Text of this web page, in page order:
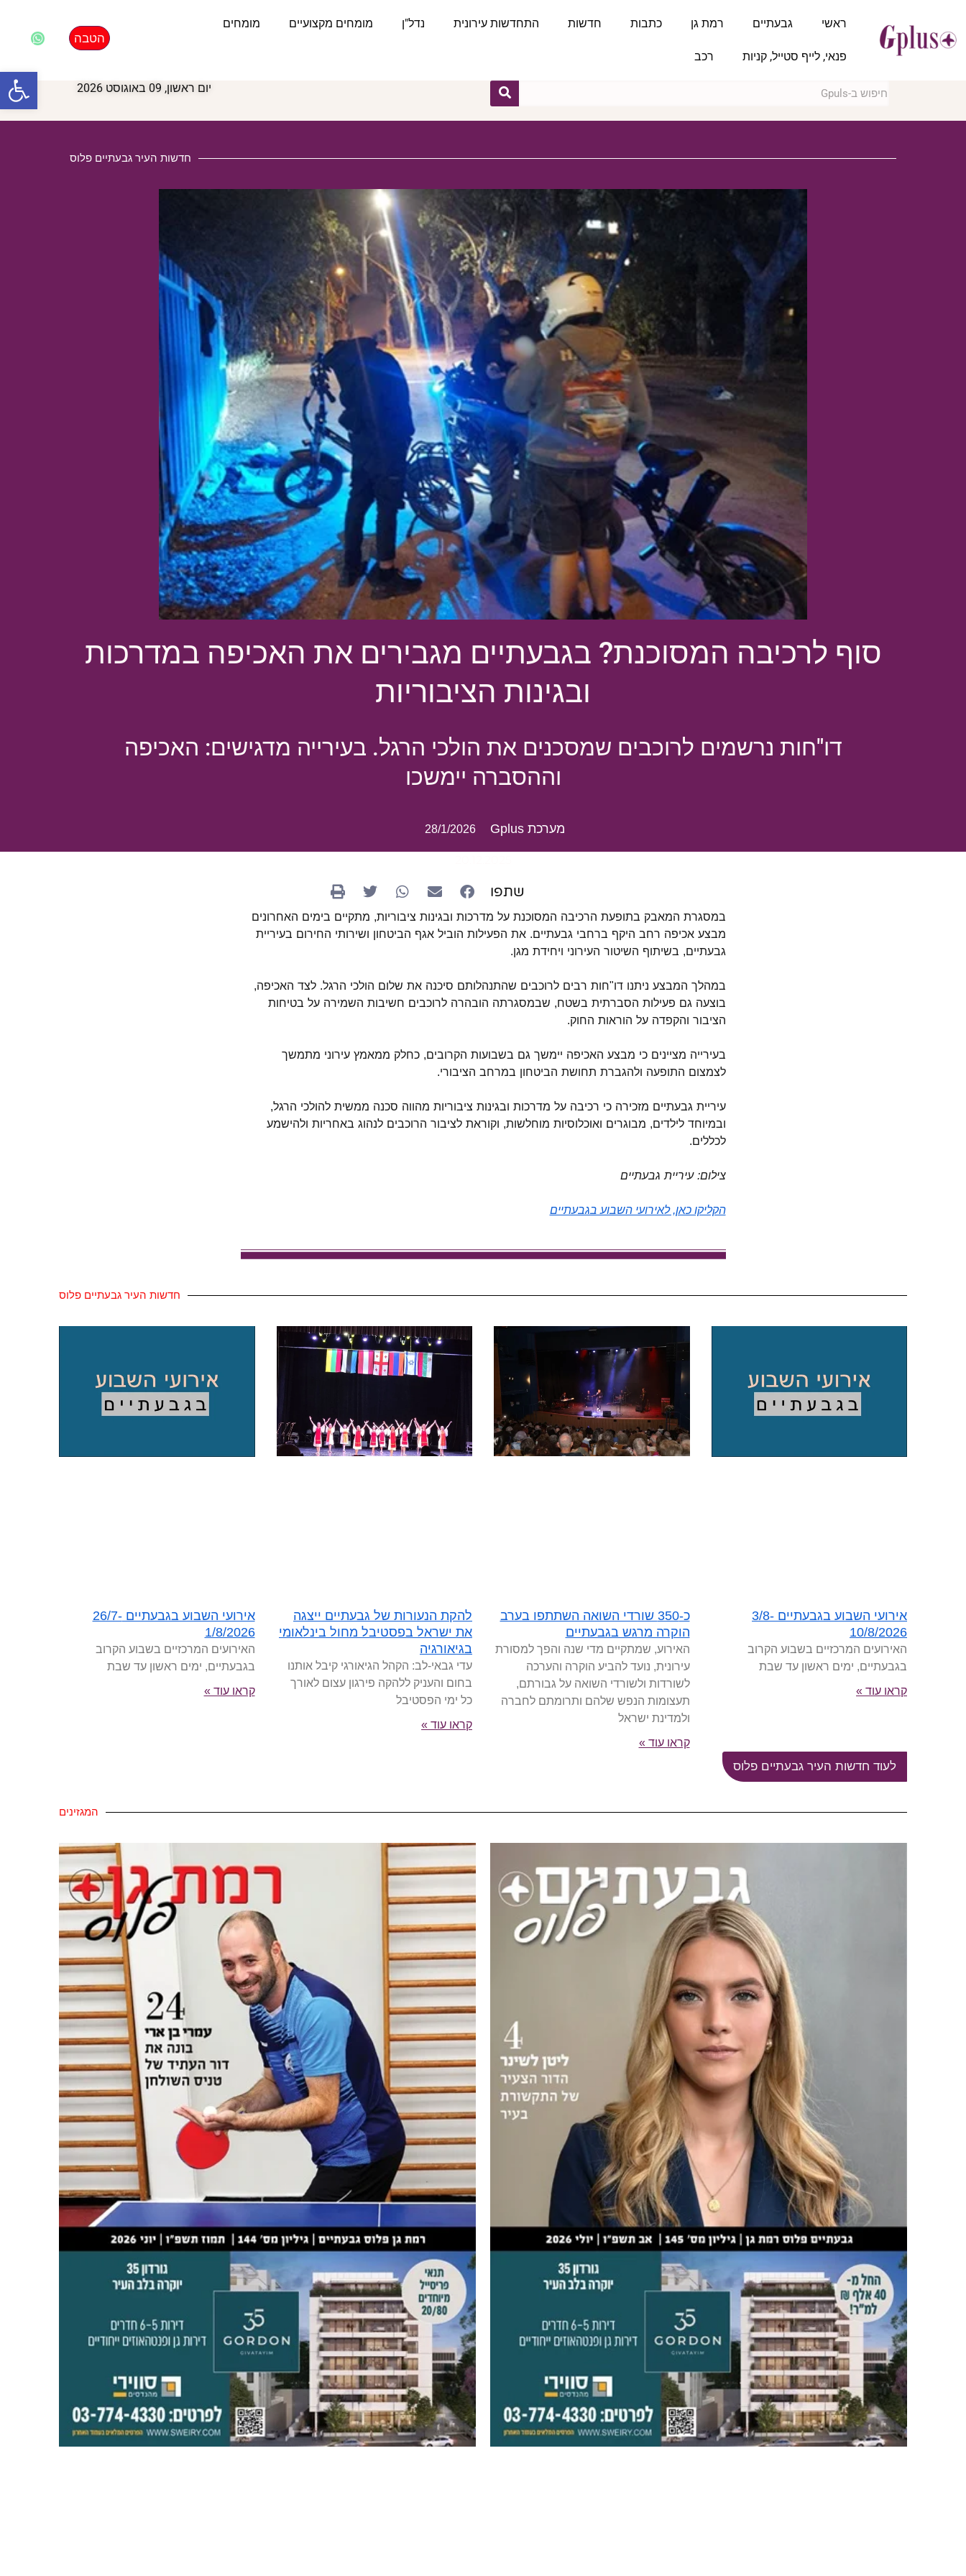
ראשי גבעתיים רמת גן כתבות חדשות התחדשות עירונית נדל"ן מומחים מקצועיים מומחים
פנאי, לייף סטייל, קניות רכב
הטבה
יום ראשון, 09 באוגוסט 2026
חדשות העיר גבעתיים פלוס
סוף לרכיבה המסוכנת? בגבעתיים מגבירים את האכיפה במדרכות
ובגינות הציבוריות
דו"חות נרשמים לרוכבים שמסכנים את הולכי הרגל. בעירייה מדגישים: האכיפה
וההסברה יימשכו
מערכת Gplus 28/1/2026
שתפו
במסגרת המאבק בתופעת הרכיבה המסוכנת על מדרכות ובגינות ציבוריות, מתקיים בימים האחרונים
מבצע אכיפה רחב היקף ברחבי גבעתיים. את הפעילות הוביל אגף הביטחון ושירותי החירום בעיריית
גבעתיים, בשיתוף השיטור העירוני ויחידת מגן.
במהלך המבצע ניתנו דו"חות רבים לרוכבים שהתנהלותם סיכנה את שלום הולכי הרגל. לצד האכיפה,
בוצעה גם פעילות הסברתית בשטח, שבמסגרתה הובהרה לרוכבים חשיבות השמירה על בטיחות
הציבור והקפדה על הוראות החוק.
בעירייה מציינים כי מבצע האכיפה יימשך גם בשבועות הקרובים, כחלק ממאמץ עירוני מתמשך
לצמצום התופעה ולהגברת תחושת הביטחון במרחב הציבורי.
עיריית גבעתיים מזכירה כי רכיבה על מדרכות ובגינות ציבוריות מהווה סכנה ממשית להולכי הרגל,
ובמיוחד לילדים, מבוגרים ואוכלוסיות מוחלשות, וקוראת לציבור הרוכבים לנהוג באחריות ולהישמע
לכללים.
צילום: עיריית גבעתיים
הקליקו כאן, לאירועי השבוע בגבעתיים
חדשות העיר גבעתיים פלוס
אירועי השבוע בגבעתיים 3/8-
10/8/2026
האירועים המרכזיים בשבוע הקרוב
בגבעתיים, ימים ראשון עד שבת
קראו עוד »
כ-350 שורדי השואה השתתפו בערב
הוקרה מרגש בגבעתיים
האירוע, שמתקיים מדי שנה והפך למסורת
עירונית, נועד להביע הוקרה והערכה
לשורדות ולשורדי השואה על גבורתם,
תעצומות הנפש שלהם ותרומתם לחברה
ולמדינת ישראל
קראו עוד »
להקת הנעורות של גבעתיים ייצגה
את ישראל בפסטיבל מחול בינלאומי
בגיאורגיה
עדי גבאי-לב: הקהל הגיאורגי קיבל אותנו
בחום והעניק ללהקה פירגון עצום לאורך
כל ימי הפסטיבל
קראו עוד »
אירועי השבוע בגבעתיים 26/7-
1/8/2026
האירועים המרכזיים בשבוע הקרוב
בגבעתיים, ימים ראשון עד שבת
קראו עוד »
לעוד חדשות העיר גבעתיים פלוס
המגזינים
פתח